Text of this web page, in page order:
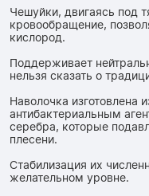
Чешуйки, двигаясь под
кровообращение,
кислород.
Поддерживает
нельзя сказать о
Наволочка изготовлена
антибактериальным
серебра, которые
плесени.
Стабилизация их
желательном уровне.